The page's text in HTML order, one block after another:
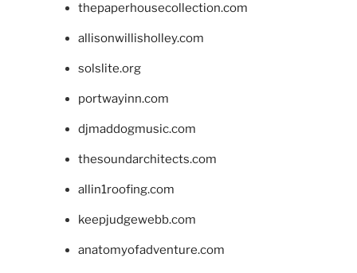
thepaperhousecollection.com
allisonwillisholley.com
solslite.org
portwayinn.com
djmaddogmusic.com
thesoundarchitects.com
allin1roofing.com
keepjudgewebb.com
anatomyofadventure.com